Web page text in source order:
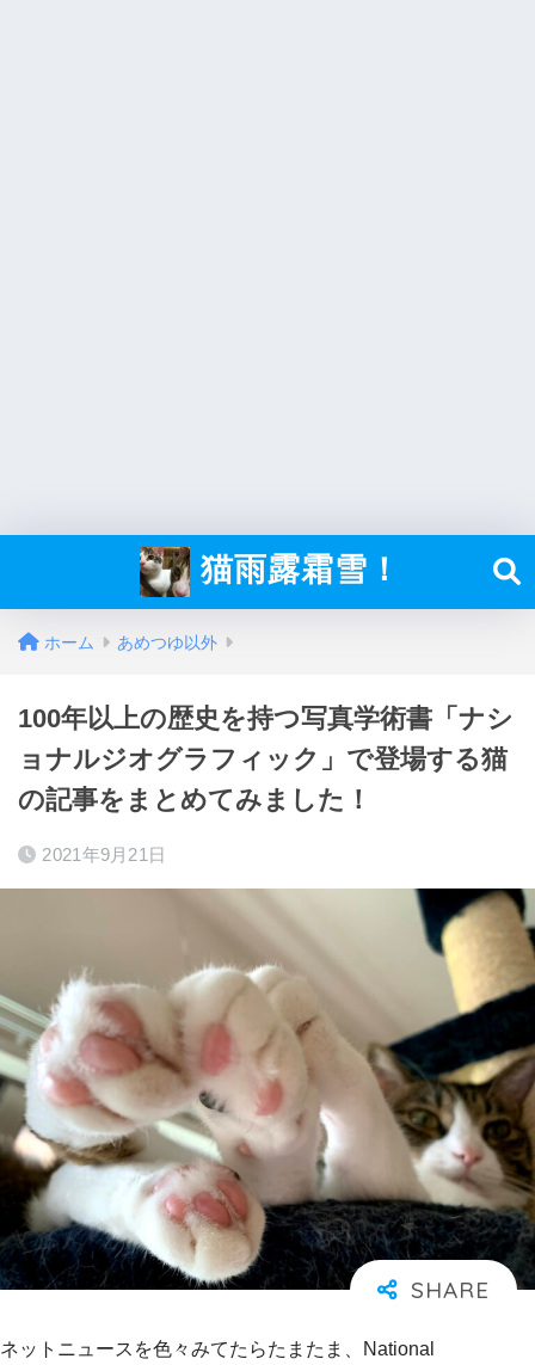
猫雨露霜雪！
ホーム あめつゆ以外
100年以上の歴史を持つ写真学術書「ナシ
ョナルジオグラフィック」で登場する猫
の記事をまとめてみました！
2021年9月21日
ネットニュースを色々みてたらたまたま、National